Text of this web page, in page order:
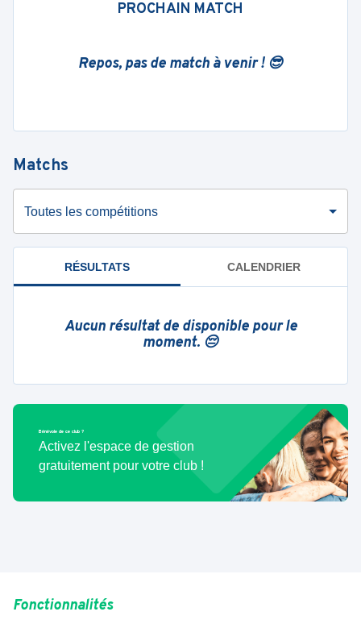
PROCHAIN MATCH
Repos, pas de match à venir ! 😎
Matchs
Toutes les compétitions
RÉSULTATS CALENDRIER
Aucun résultat de disponible pour le
moment. 😔
Bénévole de ce club ?
Activez l'espace de gestion
gratuitement pour votre club !
Fonctionnalités